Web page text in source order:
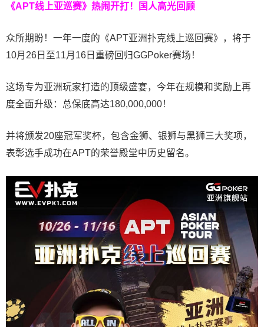
《APT线上亚巡赛》热闹开打！国人高光回顾
众所期盼！一年一度的《APT亚洲扑克线上巡回赛》，将于
10月26日至11月16日重磅回归GGPoker赛场！
这场专为亚洲玩家打造的顶级盛宴，今年在规模和奖励上再
度全面升级：总保底高达180,000,000！
并将颁发20座冠军奖杯，包含金狮、银狮与黑狮三大奖项，
表彰选手成功在APT的荣誉殿堂中历史留名。